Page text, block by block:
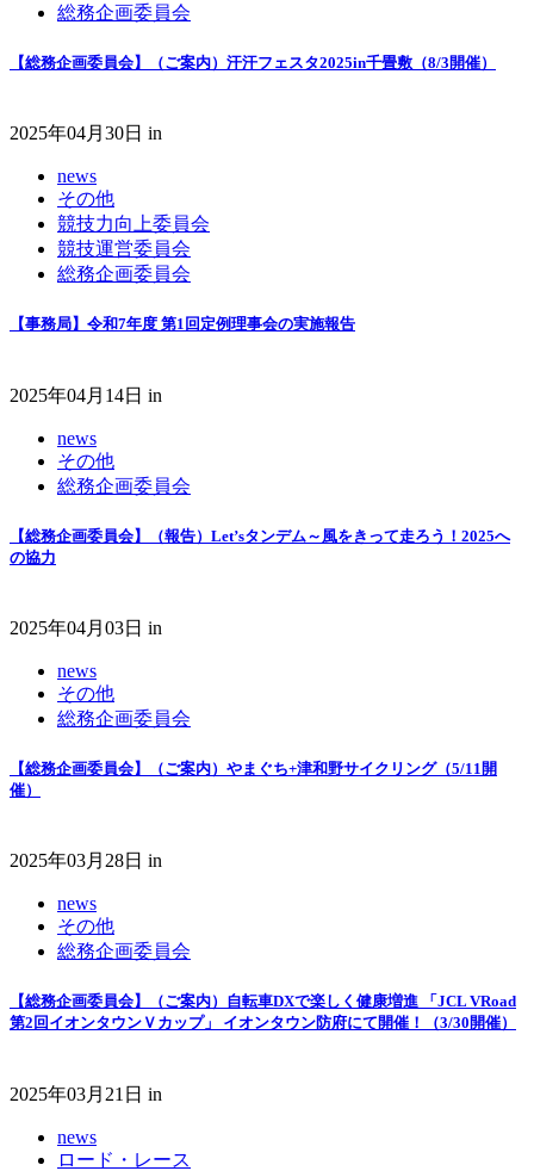
総務企画委員会
【総務企画委員会】（ご案内）汗汗フェスタ2025in千畳敷（8/3開催）
2025年04月30日 in
news
その他
競技力向上委員会
競技運営委員会
総務企画委員会
【事務局】令和7年度 第1回定例理事会の実施報告
2025年04月14日 in
news
その他
総務企画委員会
【総務企画委員会】（報告）Let’sタンデム～風をきって走ろう！2025へ
の協力
2025年04月03日 in
news
その他
総務企画委員会
【総務企画委員会】（ご案内）やまぐち+津和野サイクリング（5/11開
催）
2025年03月28日 in
news
その他
総務企画委員会
【総務企画委員会】（ご案内）自転車DXで楽しく健康増進 「JCL VRoad
第2回イオンタウンＶカップ」 イオンタウン防府にて開催！（3/30開催）
2025年03月21日 in
news
ロード・レース